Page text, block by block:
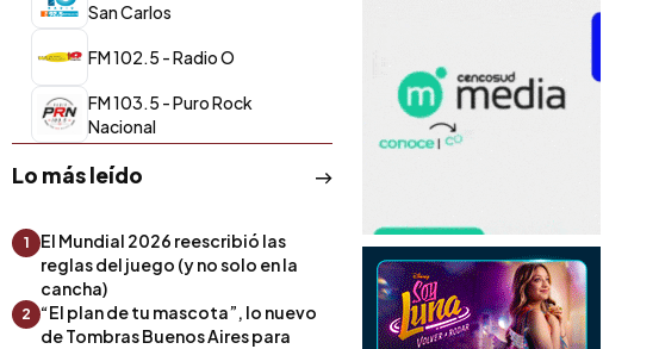
San Carlos
FM 102.5 - Radio O
FM 103.5 - Puro Rock
Nacional
Lo más leído
1
El Mundial 2026 reescribió las
reglas del juego (y no solo en la
cancha)
2
“El plan de tu mascota”, lo nuevo
de Tombras Buenos Aires para